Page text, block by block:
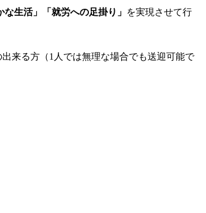
な生活」「就労への足掛り」 を実現させて行